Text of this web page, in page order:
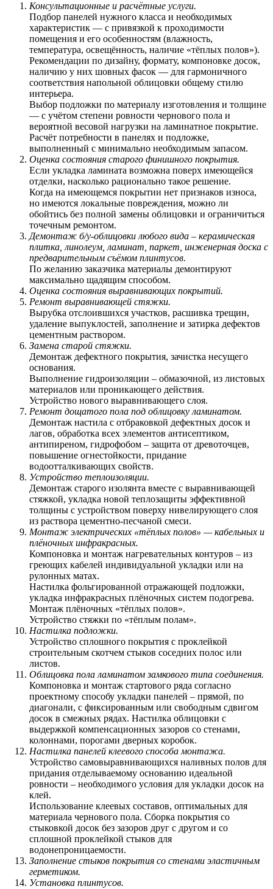
Консультационные и расчётные услуги.
Подбор панелей нужного класса и необходимых
характеристик — с привязкой к проходимости
помещения и его особенностям (влажность,
температура, освещённость, наличие «тёплых полов»).
Рекомендации по дизайну, формату, компоновке досок,
наличию у них шовных фасок — для гармоничного
соответствия напольной облицовки общему стилю
интерьера.
Выбор подложки по материалу изготовления и толщине
— с учётом степени ровности чернового пола и
вероятной весовой нагрузки на ламинатное покрытие.
Расчёт потребности в панелях и подложке,
выполненный с минимально необходимым запасом.
Оценка состояния старого финишного покрытия.
Если укладка ламината возможна поверх имеющейся
отделки, насколько рационально такое решение.
Когда на имеющемся покрытии нет признаков износа,
но имеются локальные повреждения, можно ли
обойтись без полной замены облицовки и ограничиться
точечным ремонтом.
Демонтаж б/у-облицовки любого вида – керамическая
плитка, линолеум, ламинат, паркет, инженерная доска с
предварительным съёмом плинтусов.
По желанию заказчика материалы демонтируют
максимально щадящим способом.
Оценка состояния выравнивающих покрытий.
Ремонт выравнивающей стяжки.
Вырубка отслоившихся участков, расшивка трещин,
удаление выпуклостей, заполнение и затирка дефектов
цементным раствором.
Замена старой стяжки.
Демонтаж дефектного покрытия, зачистка несущего
основания.
Выполнение гидроизоляции – обмазочной, из листовых
материалов или проникающего действия.
Устройство нового выравнивающего слоя.
Ремонт дощатого пола под облицовку ламинатом.
Демонтаж настила с отбраковкой дефектных досок и
лагов, обработка всех элементов антисептиком,
антипиреном, гидрофобом – защита от древоточцев,
повышение огнестойкости, придание
водоотталкивающих свойств.
Устройство теплоизоляции.
Демонтаж старого изолянта вместе с выравнивающей
стяжкой, укладка новой теплозащиты эффективной
толщины с устройством поверху нивелирующего слоя
из раствора цементно-песчаной смеси.
Монтаж электрических «тёплых полов» — кабельных и
плёночных инфракрасных.
Компоновка и монтаж нагревательных контуров – из
греющих кабелей индивидуальной укладки или на
рулонных матах.
Настилка фольгированной отражающей подложки,
укладка инфракрасных плёночных систем подогрева.
Монтаж плёночных «тёплых полов».
Устройство стяжки по «тёплым полам».
Настилка подложки.
Устройство сплошного покрытия с проклейкой
строительным скотчем стыков соседних полос или
листов.
Облицовка пола ламинатом замкового типа соединения.
Компоновка и монтаж стартового ряда согласно
проектному способу укладки панелей – прямой, по
диагонали, с фиксированным или свободным сдвигом
досок в смежных рядах. Настилка облицовки с
выдержкой компенсационных зазоров со стенами,
колоннами, порогами дверных коробок.
Настилка панелей клеевого способа монтажа.
Устройство самовыравнивающихся наливных полов для
придания отделываемому основанию идеальной
ровности – необходимого условия для укладки досок на
клей.
Использование клеевых составов, оптимальных для
материала чернового пола. Сборка покрытия со
стыковкой досок без зазоров друг с другом и со
сплошной проклейкой стыков для
водонепроницаемости.
Заполнение стыков покрытия со стенами эластичным
герметиком.
Установка плинтусов.